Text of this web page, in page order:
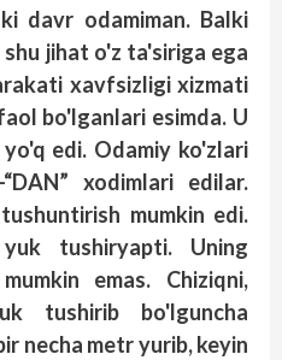
davr odamiman. Balki
jihat o'z ta'siriga ega
xavfsizligi xizmati
bo'lganlari esimda. U
edi. Odamiy ko'zlari
xodimlari edilar.
mumkin edi.
tushiryapti. Uning
emas. Chiziqni,
tushirib bo'lguncha
necha metr yurib, keyin